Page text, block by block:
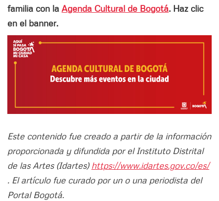
familia con la Agenda Cultural de Bogotá. Haz clic
en el banner.
Este contenido fue creado a partir de la información
proporcionada y difundida por el Instituto Distrital
de las Artes (Idartes) https://www.idartes.gov.co/es/
. El artículo fue curado por un o una periodista del
Portal Bogotá.